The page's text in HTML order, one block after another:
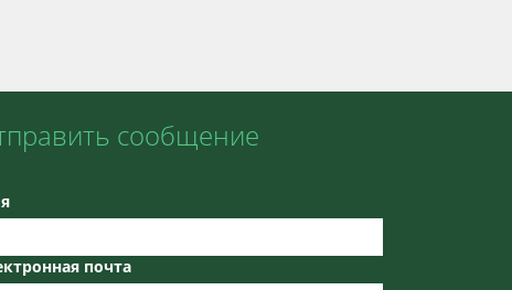
сообщение
почта